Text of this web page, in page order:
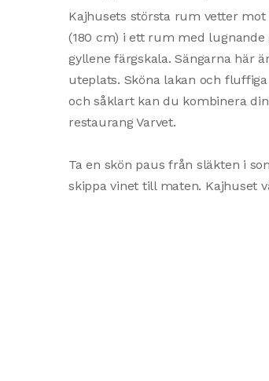
Kajhusets största rum vetter
(180 cm) i ett rum med
gyllene färgskala. Sängarna här
uteplats. Sköna lakan och
och såklart kan du kombinera
restaurang Varvet.
Ta en skön paus från släkten i
skippa vinet till maten. Kajhuset